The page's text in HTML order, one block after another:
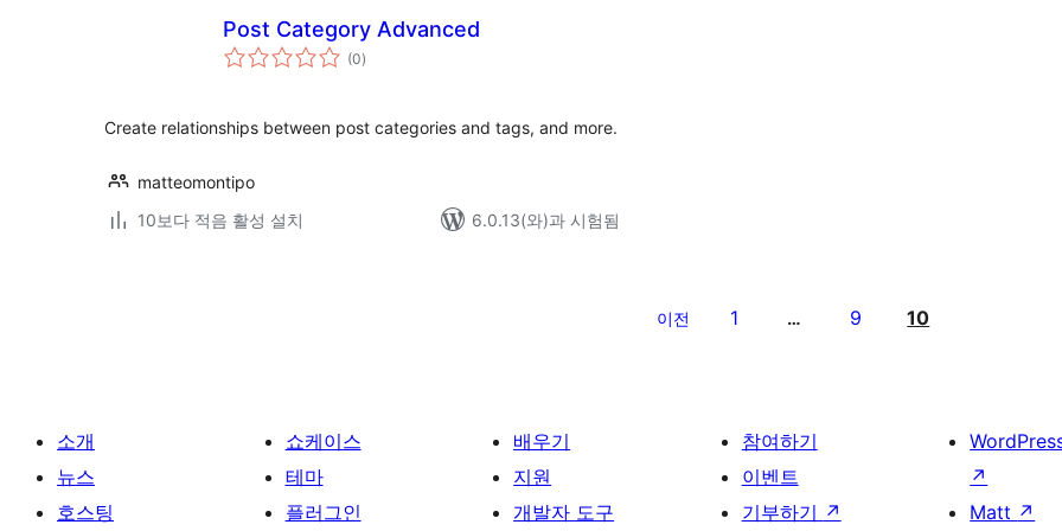
Post Category Advanced
(0전
체)
Create relationships between post categories and tags, and more.
matteomontipo
10보다 적음 활성 설치
6.0.13(와)과 시험됨
이전 1 … 9 10
소개
뉴스
호스팅
쇼케이스
테마
플러그인
배우기
지원
개발자 도구
참여하기
이벤트
기부하기 ↗
↗
Matt ↗